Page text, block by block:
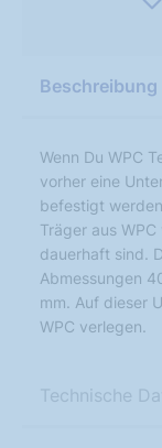
Beschreibung
Wenn Du WPC
vorher eine
befestigt
Träger aus
dauerhaft sind.
Abmessungen
mm. Auf dieser
WPC verlegen.
Technische